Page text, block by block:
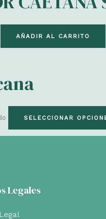
AÑADIR AL CARRITO
SELECCIONAR
Legales